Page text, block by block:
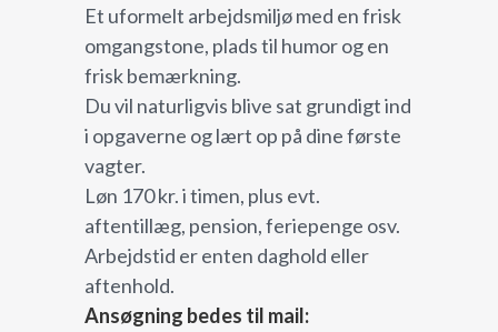
Et uformelt arbejdsmiljø med en frisk
omgangstone, plads til humor og en
frisk bemærkning.
Du vil naturligvis blive sat grundigt ind
i opgaverne og lært op på dine første
vagter.
Løn 170 kr. i timen, plus evt.
aftentillæg, pension, feriepenge osv.
Arbejdstid er enten daghold eller
aftenhold.
Ansøgning bedes til mail: